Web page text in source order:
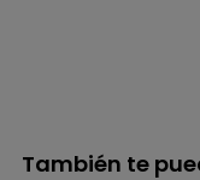
También te